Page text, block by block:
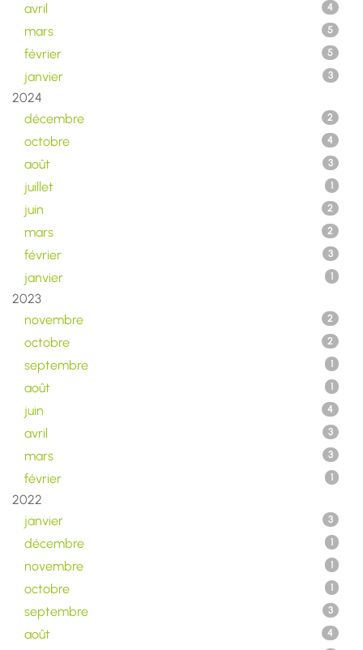
avril 4
mars 5
février 5
janvier 3
2024
décembre
2
octobre 4
août 3
juillet 1
juin 2
mars 2
février 3
janvier 1
2023
novembre
2
octobre 2
septembre 1
août 1
juin 4
avril 3
mars 3
février 1
2022
janvier
3
décembre 1
novembre 1
octobre 1
septembre 3
août 4